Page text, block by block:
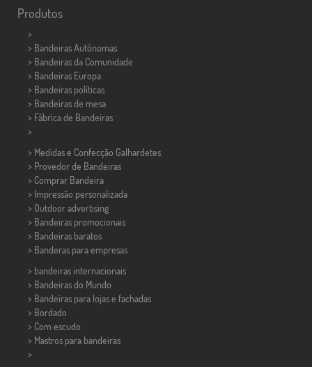
Produtos
>
> Bandeiras Autônomas
> Bandeiras da Comunidade
> Bandeiras Europa
> Bandeiras políticas
> Bandeiras de mesa
> Fábrica de Bandeiras
>
> Medidas e Confecção Galhardetes
> Provedor de Bandeiras
> Comprar Bandeira
> Impressão personalizada
> Outdoor advertising
> Bandeiras promocionais
> Bandeiras baratos
> Banderas para empresas
> bandeiras internacionais
> Bandeiras do Mundo
> Bandeiras para lojas e fachadas
> Bordado
> Com escudo
> Mastros para bandeiras
>